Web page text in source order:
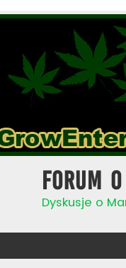
Forum
Dyskusje o